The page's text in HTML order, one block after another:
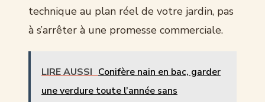
technique au plan réel de votre jardin, pas
à s’arrêter à une promesse commerciale.
LIRE AUSSI Conifère nain en bac, garder
une verdure toute l’année sans